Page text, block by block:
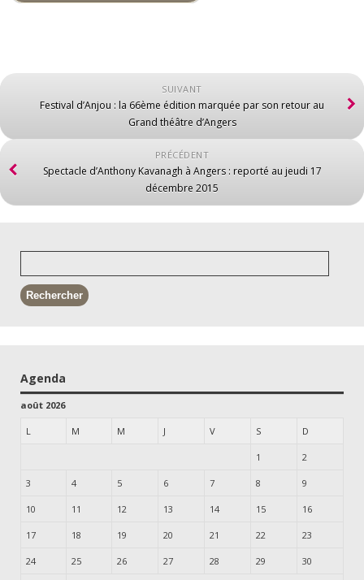
SUIVANT
Festival d’Anjou : la 66ème édition marquée par son retour au
Grand théâtre d’Angers
PRÉCÉDENT
Spectacle d’Anthony Kavanagh à Angers : reporté au jeudi 17
décembre 2015
Agenda
août 2026
L M M J V S D
1 2
3 4 5 6 7 8 9
10 11 12 13 14 15 16
17 18 19 20 21 22 23
24 25 26 27 28 29 30